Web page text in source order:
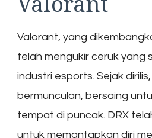
Valorant, yang
telah mengukir ceruk yang
industri esports. Sejak
bermunculan, bersaing
tempat di puncak. DRX
untuk memantapkan diri